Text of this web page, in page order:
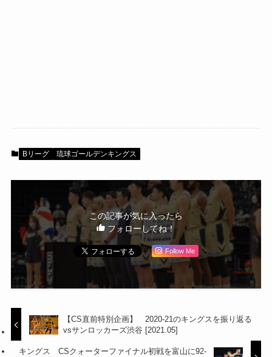
Bリーグ 琉球ゴールデンキングス
この記事が気に入ったら
フォローしてね！
Follow Me
【CS直前特別企画】 2020-21のキングスを振り返る
vsサンロッカーズ渋谷 [2021.05]
キングス CSクォーターファイナル初戦を富山に92-